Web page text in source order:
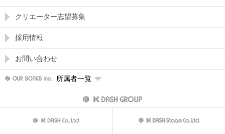
クリエーター志望募集
採用情報
お問い合わせ
所属者一覧